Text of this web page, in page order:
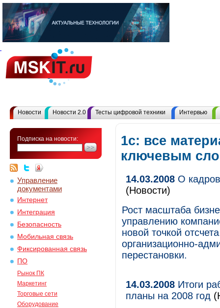
Новости Новости 2.0 Тесты цифровой техники Интервью
Подписка на новости:
Управление
документами
Интернет
Интеграция
Безопасность
Мобильная связь
Фиксированная связь
ПО
Рынок ПК
Маркетинг
Торговые сети
Оборудование
1с: все
ключевым
14.03.2008 О
(Новости)
Рост масштаба
управлению
новой точкой
организационно-
перестановки.
14.03.2008 Итоги
планы на 2008 год